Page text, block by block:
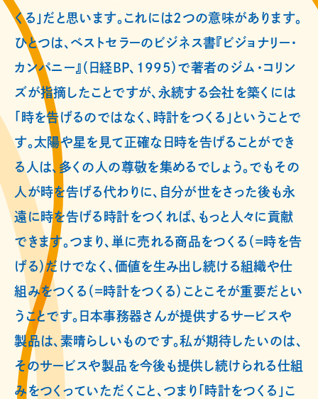
くる」だと思います。これには2つの意味があります。
ひとつは、ベストセラーのビジネス書『ビジョナリー・
カンパニー』（日経BP、1995）で著者のジム・コリン
ズが指摘したことですが、永続する会社を築くには
「時を告げるのではなく、時計をつくる」ということで
す。太陽や星を見て正確な日時を告げることができ
る人は、多くの人の尊敬を集めるでしょう。でもその
人が時を告げる代わりに、自分が世をさった後も永
遠に時を告げる時計をつくれば、もっと人々に貢献
できます。つまり、単に売れる商品をつくる（=時を告
げる）だけでなく、価値を生み出し続ける組織や仕
組みをつくる（=時計をつくる）ことこそが重要だとい
うことです。日本事務器さんが提供するサービスや
製品は、素晴らしいものです。私が期待したいのは、
そのサービスや製品を今後も提供し続けられる仕組
みをつくっていただくこと、つまり「時計をつくる」こ